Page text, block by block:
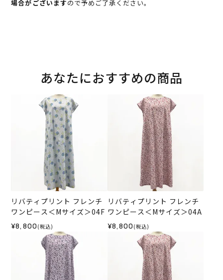
場合がございますので予めご了承ください。
あなたにおすすめの商品
リバティプリント フレンチ
ワンピース＜Mサイズ＞04F
¥8,800 (税込)
リバティプリント フレンチ
ワンピース＜Mサイズ＞04A
¥8,800 (税込)